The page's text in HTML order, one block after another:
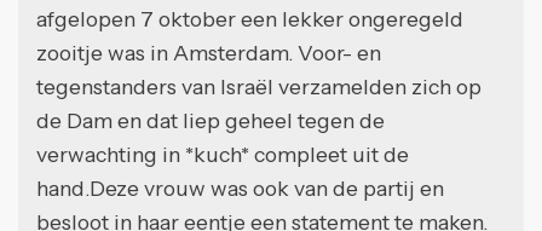
afgelopen 7 oktober een lekker ongeregeld
zooitje was in Amsterdam. Voor- en
tegenstanders van Israël verzamelden zich op
de Dam en dat liep geheel tegen de
verwachting in *kuch* compleet uit de
hand.Deze vrouw was ook van de partij en
besloot in haar eentje een statement te maken.